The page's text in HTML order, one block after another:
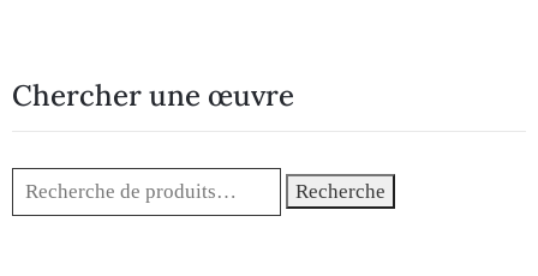
Chercher une œuvre
Recherche